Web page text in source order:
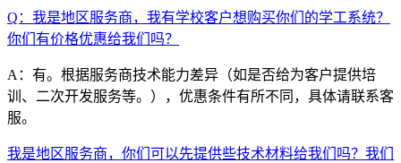
Q：我是地区服务商，我有学校客户想购买你们的学工系统？
你们有价格优惠给我们吗？
A：有。根据服务商技术能力差异（如是否给为客户提供培
训、二次开发服务等。），优惠条件有所不同，具体请联系客
服。
我是地区服务商，你们可以先提供些技术材料给我们吗？我们